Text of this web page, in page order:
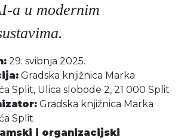
a u modernim
29. svibnja 2025.
Gradska knjižnica Marka
Split, Ulica slobode 2, 21 000 Split
Gradska knjižnica Marka
Split
i organizacijski